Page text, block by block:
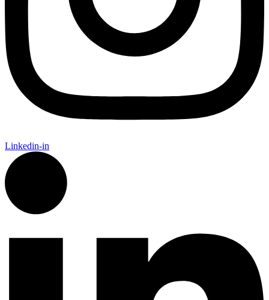
Linkedin-in